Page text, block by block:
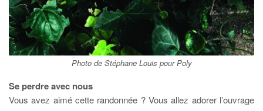
Photo de Stéphane Louis pour Poly
Se perdre avec nous
Vous avez aimé cette randonnée ? Vous allez adorer l’ouvrage